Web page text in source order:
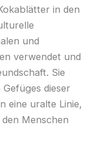
in den
und
verwendet und
Sie
dieser
eine uralte Linie,
Menschen